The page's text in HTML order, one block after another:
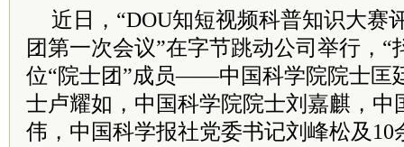
近日，“DOU知短视频科普知识大赛
团第一次会议”在字节跳动公司举行，“
位“院士团”成员——中国科学院院士匡
士卢耀如，中国科学院院士刘嘉麒，中
伟，中国科学报社党委书记刘峰松及10